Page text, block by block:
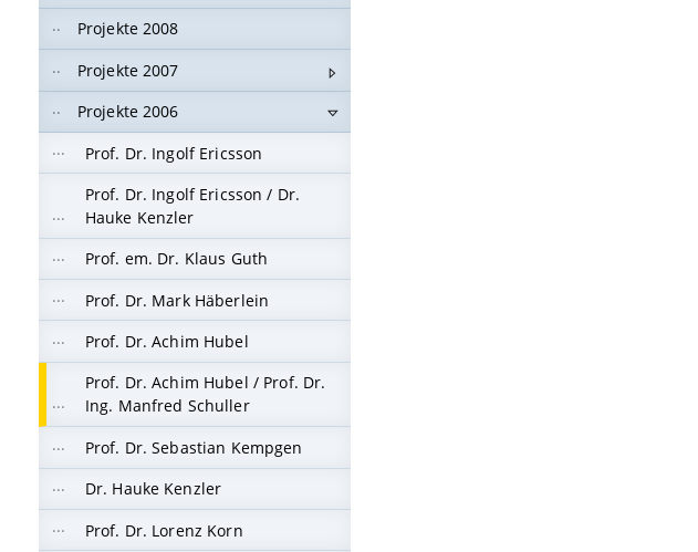
Projekte 2008
Projekte 2007
Projekte 2006
Prof. Dr. Ingolf Ericsson
Prof. Dr. Ingolf Ericsson / Dr.
Hauke Kenzler
Prof. em. Dr. Klaus Guth
Prof. Dr. Mark Häberlein
Prof. Dr. Achim Hubel
Prof. Dr. Achim Hubel / Prof. Dr.
Ing. Manfred Schuller
Prof. Dr. Sebastian Kempgen
Dr. Hauke Kenzler
Prof. Dr. Lorenz Korn